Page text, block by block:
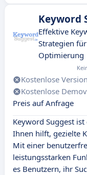
Keyword
Effektive
Strategien für
Optimierung
Kostenlose Version
Kostenlose
Preis auf Anfrage
Keyword Suggest
Ihnen hilft, gezielte
Mit einer
leistungsstarken
es Benutzern, ihr